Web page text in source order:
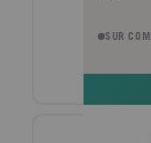
plume de
Monroe,
précieux
SUR